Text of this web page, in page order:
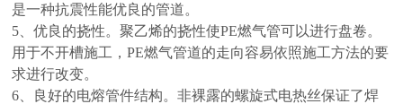
是一种抗震性能优良的管道。
5、优良的挠性。聚乙烯的挠性使PE燃气管可以进行盘卷。
用于不开槽施工，PE燃气管道的走向容易依照施工方法的要
求进行改变。
6、 良好的电熔管件结构。非裸露的螺旋式电热丝保证了焊